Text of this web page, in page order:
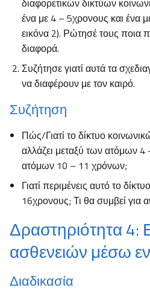
διαφορετικών δικτύων
ένα με 4 – 5χρονους και ένα
εικόνα 2). Ρώτησέ τους ποια
διαφορά.
Συζήτησε γιατί αυτά τα
να διαφέρουν με τον καιρό.
Συζήτηση
Πώς/Γιατί το δίκτυο
αλλάζει μεταξύ των ατόμων
ατόμων 10 – 11 χρόνων;
Γιατί περιμένεις αυτό το
16χρονους; Τι θα συμβεί για
Δραστηριότητα
ασθενειών μέσω
Διαδικασία